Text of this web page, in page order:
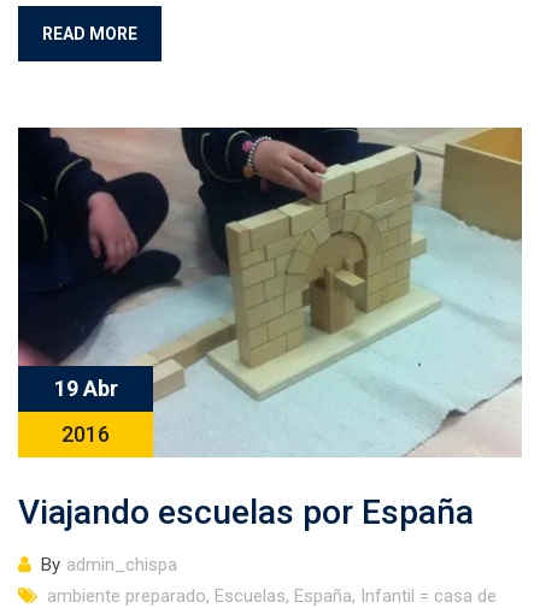
READ MORE
19 Abr
2016
Viajando escuelas por España
By admin_chispa
ambiente preparado, Escuelas, España, Infantil = casa de